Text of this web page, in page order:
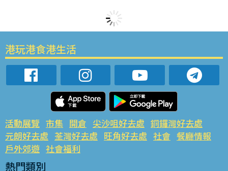
港玩港食港生活
活動展覽 市集 開倉 尖沙咀好去處 銅鑼灣好去處
元朗好去處 荃灣好去處 旺角好去處 社會 餐廳情報
戶外郊遊 社會福利
熱門類別